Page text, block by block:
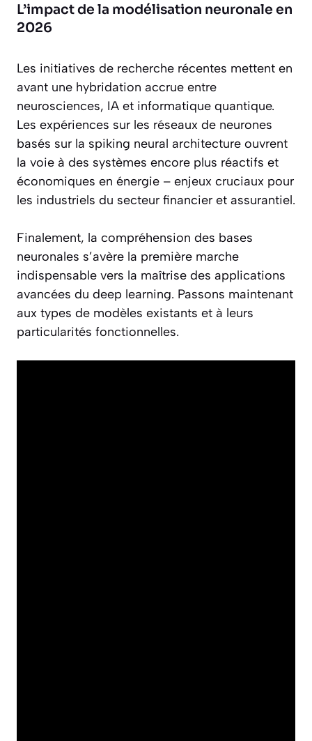
L’impact de la modélisation neuronale en
2026
Les initiatives de recherche récentes mettent en
avant une hybridation accrue entre
neurosciences, IA et informatique quantique.
Les expériences sur les réseaux de neurones
basés sur la spiking neural architecture ouvrent
la voie à des systèmes encore plus réactifs et
économiques en énergie – enjeux cruciaux pour
les industriels du secteur financier et assurantiel.
Finalement, la compréhension des bases
neuronales s’avère la première marche
indispensable vers la maîtrise des applications
avancées du deep learning. Passons maintenant
aux types de modèles existants et à leurs
particularités fonctionnelles.